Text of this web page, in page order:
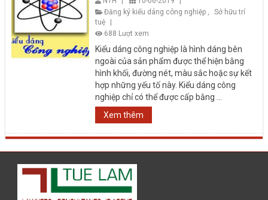
Đăng ký kiểu dáng công nghiệp
Sở hữu trí
tuệ
|
688 Lượt xem
Kiểu dáng công nghiệp là hình dáng bên
ngoài của sản phẩm được thể hiện bằng
hình khối, đường nét, màu sắc hoặc sự kết
hợp những yếu tố này. Kiểu dáng công
nghiệp chỉ có thể được cấp bằng ...
Xem thêm